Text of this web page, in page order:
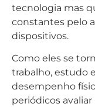
tecnologia mas
constantes pelo
dispositivos.
Como eles se
trabalho, estudo
desempenho
periódicos